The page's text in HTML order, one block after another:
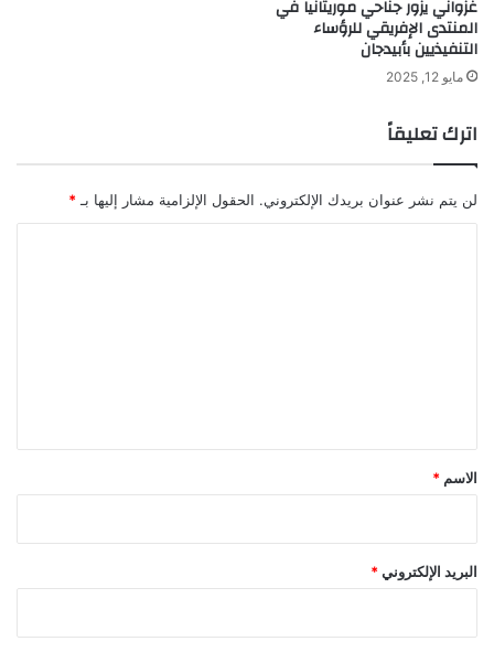
غزواني يزور جناحي موريتانيا في
المنتدى الإفريقي للرؤساء
التنفيذيين بأبيدجان
مايو 12, 2025
اترك تعليقاً
لن يتم نشر عنوان بريدك الإلكتروني. الحقول الإلزامية مشار إليها بـ *
*
الاسم *
البريد الإلكتروني *